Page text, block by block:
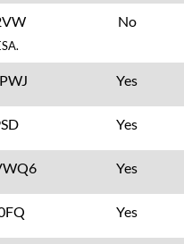
No
Yes
Yes
Yes
Yes